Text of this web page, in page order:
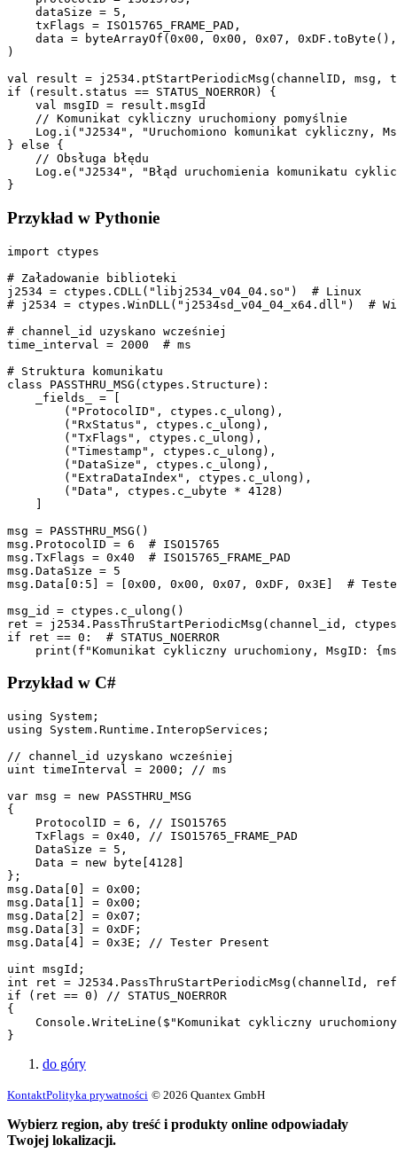
    dataSize = 5,
    txFlags = ISO15765_FRAME_PAD,
data = byteArrayOf(0x00, 0x00, 0x07,
)
val result = j2534.ptStartPeriodicMsg(channelID, msg,
if (result.status == STATUS_NOERROR) {
    val msgID = result.msgId
    // Komunikat cykliczny uruchomiony pomyślnie
Log.i("J2534", "Uruchomiono komunikat cykliczny,
} else {
    // Obsługa błędu
Log.e("J2534", "Błąd uruchomienia komunikatu
}
Przykład w Pythonie
import ctypes
# Załadowanie biblioteki
j2534 = ctypes.CDLL("libj2534_v04_04.so")  # Linux
# j2534 = ctypes.WinDLL("j2534sd_v04_04_x64.dll")  #
# channel_id uzyskano wcześniej
time_interval = 2000  # ms
# Struktura komunikatu
class PASSTHRU_MSG(ctypes.Structure):
    _fields_ = [
        ("ProtocolID", ctypes.c_ulong),
        ("RxStatus", ctypes.c_ulong),
        ("TxFlags", ctypes.c_ulong),
        ("Timestamp", ctypes.c_ulong),
        ("DataSize", ctypes.c_ulong),
        ("ExtraDataIndex", ctypes.c_ulong),
        ("Data", ctypes.c_ubyte * 4128)
    ]
msg = PASSTHRU_MSG()
msg.ProtocolID = 6  # ISO15765
msg.TxFlags = 0x40  # ISO15765_FRAME_PAD
msg.DataSize = 5
msg.Data[0:5] = [0x00, 0x00, 0x07, 0xDF, 0x3E]  #
msg_id = ctypes.c_ulong()
ret = j2534.PassThruStartPeriodicMsg(channel_id,
if ret == 0:  # STATUS_NOERROR
print(f"Komunikat cykliczny uruchomiony, MsgID:
Przykład w C#
using System;
using System.Runtime.InteropServices;
// channel_id uzyskano wcześniej
uint timeInterval = 2000; // ms
var msg = new PASSTHRU_MSG
{
    ProtocolID = 6, // ISO15765
    TxFlags = 0x40, // ISO15765_FRAME_PAD
    DataSize = 5,
    Data = new byte[4128]
};
msg.Data[0] = 0x00;
msg.Data[1] = 0x00;
msg.Data[2] = 0x07;
msg.Data[3] = 0xDF;
msg.Data[4] = 0x3E; // Tester Present
uint msgId;
int ret = J2534.PassThruStartPeriodicMsg(channelId,
if (ret == 0) // STATUS_NOERROR
{
Console.WriteLine($"Komunikat cykliczny
}
do góry
KontaktPolityka prywatności © 2026 Quantex GmbH
Wybierz region, aby treść i produkty online odpowiadały
Twojej lokalizacji.